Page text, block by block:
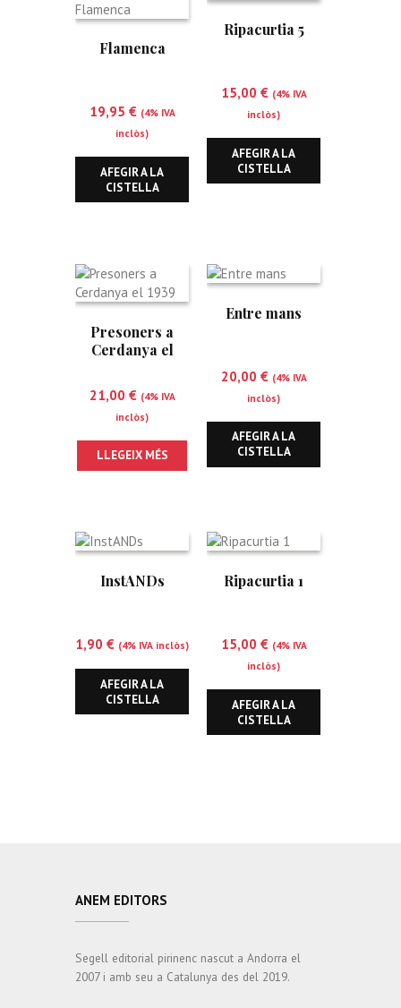
Flamenca
19,95 € (4% IVA
inclòs)
AFEGIR A LA
CISTELLA
Ripacurtia 5
15,00 € (4% IVA
inclòs)
AFEGIR A LA
CISTELLA
Presoners a
Cerdanya el
21,00 € (4% IVA
inclòs)
LLEGEIX MÉS
Entre mans
20,00 € (4% IVA
inclòs)
AFEGIR A LA
CISTELLA
InstANDs
1,90 € (4% IVA inclòs)
AFEGIR A LA
CISTELLA
Ripacurtia 1
15,00 € (4% IVA
inclòs)
AFEGIR A LA
CISTELLA
ANEM EDITORS
Segell editorial pirinenc nascut a Andorra el
2007 i amb seu a Catalunya des del 2019.